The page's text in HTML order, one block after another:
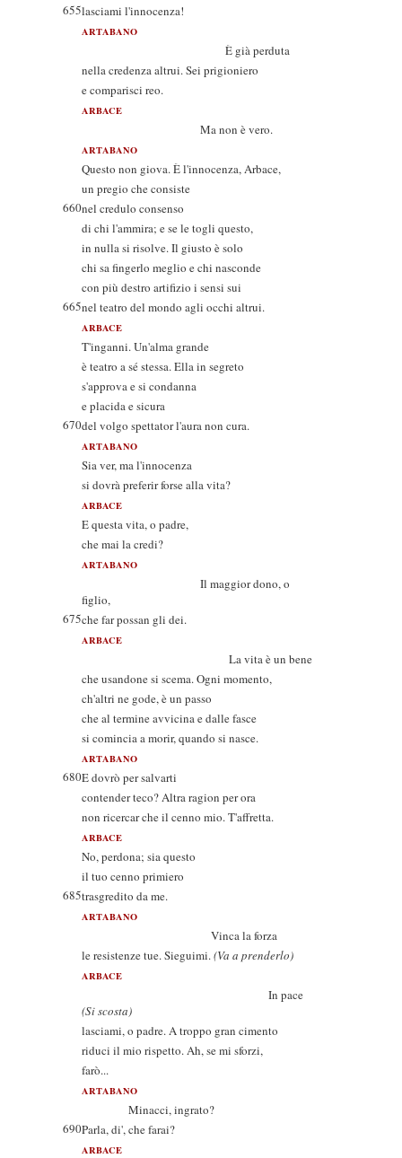
655lasciami l'innocenza!
ARTABANO
È già perduta
nella credenza altrui. Sei prigioniero
e comparisci reo.
ARBACE
Ma non è vero.
ARTABANO
Questo non giova. È l'innocenza, Arbace,
un pregio che consiste
660nel credulo consenso
di chi l'ammira; e se le togli questo,
in nulla si risolve. Il giusto è solo
chi sa fingerlo meglio e chi nasconde
con più destro artifizio i sensi sui
665nel teatro del mondo agli occhi altrui.
ARBACE
T'inganni. Un'alma grande
è teatro a sé stessa. Ella in segreto
s'approva e si condanna
e placida e sicura
670del volgo spettator l'aura non cura.
ARTABANO
Sia ver, ma l'innocenza
si dovrà preferir forse alla vita?
ARBACE
E questa vita, o padre,
che mai la credi?
ARTABANO
Il maggior dono, o
figlio,
675che far possan gli dei.
ARBACE
La vita è un bene
che usandone si scema. Ogni momento,
ch'altri ne gode, è un passo
che al termine avvicina e dalle fasce
si comincia a morir, quando si nasce.
ARTABANO
680E dovrò per salvarti
contender teco? Altra ragion per ora
non ricercar che il cenno mio. T'affretta.
ARBACE
No, perdona; sia questo
il tuo cenno primiero
685trasgredito da me.
ARTABANO
Vinca la forza
le resistenze tue. Sieguimi.(Va a prenderlo)
ARBACE
In pace
(Si scosta)
lasciami, o padre. A troppo gran cimento
riduci il mio rispetto. Ah, se mi sforzi,
farò...
ARTABANO
Minacci, ingrato?
690Parla, di', che farai?
ARBACE